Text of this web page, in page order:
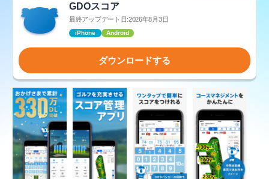
GDOスコア
最終アップデート日:2026年8月3日
iPhone Android
ダウンロードする